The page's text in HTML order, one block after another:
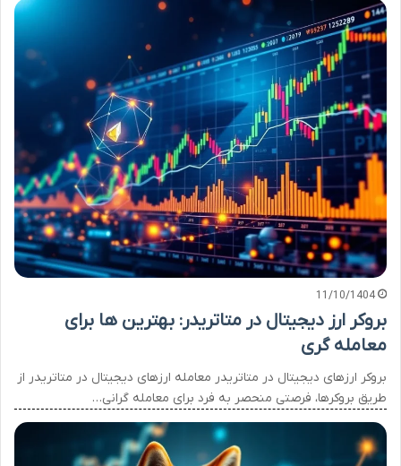
11/10/1404
بروکر ارز دیجیتال در متاتریدر: بهترین ها برای
معامله گری
بروکر ارزهای دیجیتال در متاتریدر معامله ارزهای دیجیتال در متاتریدر از
طریق بروکرها، فرصتی منحصر به فرد برای معامله گرانی…